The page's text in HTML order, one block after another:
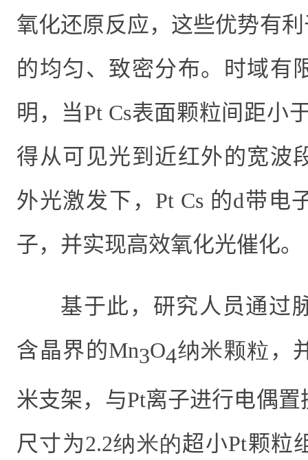
氧化还原反应，这些优势有
的均匀、致密分布。时域有
明， 当Pt Cs表面颗粒间距小
得从可见光到近红外的宽波
外光激发下， Pt Cs 的d带电
子，并实现高效氧化光催化。
基于此， 研究人员通过
含晶界的Mn3O4纳米颗粒 ，
米支架，与Pt离子进行电偶
尺寸为2.2纳米的超小Pt颗粒